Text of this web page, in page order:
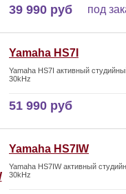
39 990 руб под
Yamaha HS7I
Yamaha HS7I активный
30kHz
51 990 руб
Yamaha HS7IW
Yamaha HS7IW активный
30kHz